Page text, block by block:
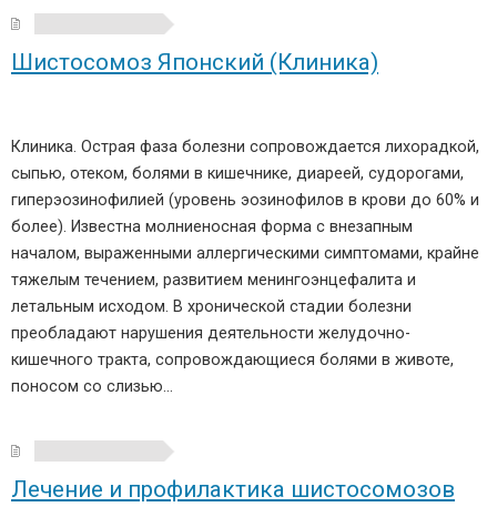
Шистосомоз Японский (Клиника)
Клиника. Острая фаза болезни сопровождается лихорадкой,
сыпью, отеком, болями в кишечнике, диареей, судорогами,
гиперэозинофилией (уровень эозинофилов в крови до 60% и
более). Известна молниеносная форма с внезапным
началом, выраженными аллергическими симптомами, крайне
тяжелым течением, развитием менингоэнцефалита и
летальным исходом. В хронической стадии болезни
преобладают нарушения деятельности желудочно-
кишечного тракта, сопровождающиеся болями в животе,
поносом со слизью…
Лечение и профилактика шистосомозов